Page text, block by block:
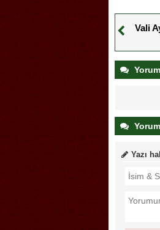
Vali
Yazı